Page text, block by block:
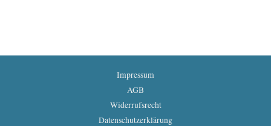
Impressum
AGB
Widerrufsrecht
Datenschutzerklärung